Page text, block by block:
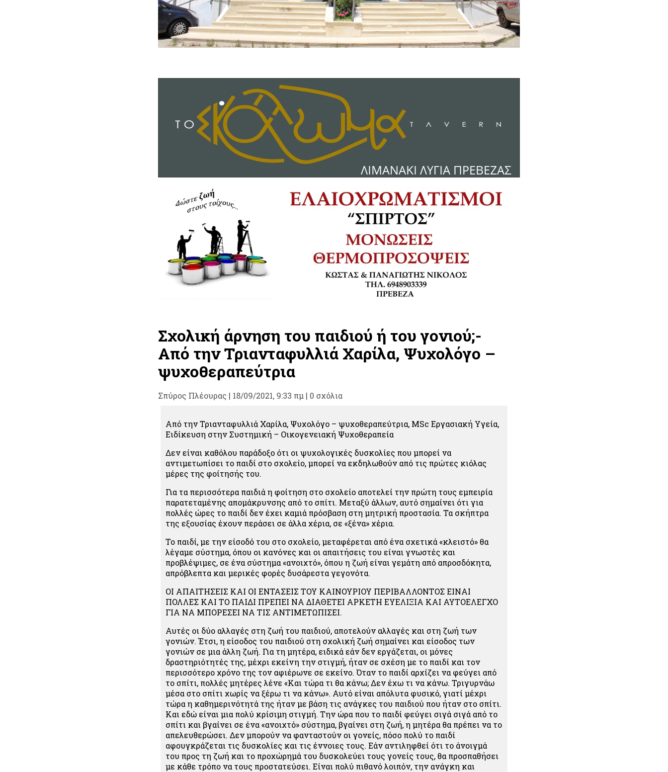
Σχολική άρνηση του παιδιού ή του γονιού;-
Από την Τριανταφυλλιά Χαρίλα, Ψυχολόγο –
ψυχοθεραπεύτρια
Σπύρος Πλέουρας | 18/09/2021, 9:33 πμ | 0 σχόλια
Από την Τριανταφυλλιά Χαρίλα, Ψυχολόγο – ψυχοθεραπεύτρια, MSc Εργασιακή Υγεία,
Ειδίκευση στην Συστημική – Οικογενειακή Ψυχοθεραπεία
Δεν είναι καθόλου παράδοξο ότι οι ψυχολογικές δυσκολίες που μπορεί να
αντιμετωπίσει το παιδί στο σχολείο, μπορεί να εκδηλωθούν από τις πρώτες κιόλας
μέρες της φοίτησής του.
Για τα περισσότερα παιδιά η φοίτηση στο σχολείο αποτελεί την πρώτη τους εμπειρία
παρατεταμένης απομάκρυνσης από το σπίτι. Μεταξύ άλλων, αυτό σημαίνει ότι για
πολλές ώρες το παιδί δεν έχει καμιά πρόσβαση στη μητρική προστασία. Τα σκήπτρα
της εξουσίας έχουν περάσει σε άλλα χέρια, σε «ξένα» χέρια.
Το παιδί, με την είσοδό του στο σχολείο, μεταφέρεται από ένα σχετικά «κλειστό» θα
λέγαμε σύστημα, όπου οι κανόνες και οι απαιτήσεις του είναι γνωστές και
προβλέψιμες, σε ένα σύστημα «ανοιχτό», όπου η ζωή είναι γεμάτη από απροσδόκητα,
απρόβλεπτα και μερικές φορές δυσάρεστα γεγονότα.
ΟΙ ΑΠΑΙΤΗΣΕΙΣ ΚΑΙ ΟΙ ΕΝΤΑΣΕΙΣ ΤΟΥ ΚΑΙΝΟΥΡΙΟΥ ΠΕΡΙΒΑΛΛΟΝΤΟΣ ΕΙΝΑΙ
ΠΟΛΛΕΣ ΚΑΙ ΤΟ ΠΑΙΔΙ ΠΡΕΠΕΙ ΝΑ ΔΙΑΘΕΤΕΙ ΑΡΚΕΤΗ ΕΥΕΛΙΞΙΑ ΚΑΙ ΑΥΤΟΕΛΕΓΧΟ
ΓΙΑ ΝΑ ΜΠΟΡΕΣΕΙ ΝΑ ΤΙΣ ΑΝΤΙΜΕΤΩΠΙΣΕΙ.
Αυτές οι δύο αλλαγές στη ζωή του παιδιού, αποτελούν αλλαγές και στη ζωή των
γονιών. Έτσι, η είσοδος του παιδιού στη σχολική ζωή σημαίνει και είσοδος των
γονιών σε μια άλλη ζωή. Για τη μητέρα, ειδικά εάν δεν εργάζεται, οι μόνες
δραστηριότητές της, μέχρι εκείνη την στιγμή, ήταν σε σχέση με το παιδί και τον
περισσότερο χρόνο της τον αφιέρωνε σε εκείνο. Όταν το παιδί αρχίζει να φεύγει από
το σπίτι, πολλές μητέρες λένε «Και τώρα τι θα κάνω; Δεν έχω τι να κάνω. Τριγυρνάω
μέσα στο σπίτι χωρίς να ξέρω τι να κάνω». Αυτό είναι απόλυτα φυσικό, γιατί μέχρι
τώρα η καθημερινότητά της ήταν με βάση τις ανάγκες του παιδιού που ήταν στο σπίτι.
Και εδώ είναι μια πολύ κρίσιμη στιγμή. Την ώρα που το παιδί φεύγει σιγά σιγά από το
σπίτι και βγαίνει σε ένα «ανοιχτό» σύστημα, βγαίνει στη ζωή, η μητέρα θα πρέπει να το
απελευθερώσει. Δεν μπορούν να φανταστούν οι γονείς, πόσο πολύ το παιδί
αφουγκράζεται τις δυσκολίες και τις έννοιες τους. Εάν αντιληφθεί ότι το άνοιγμά
του προς τη ζωή και το προχώρημά του δυσκολεύει τους γονείς τους, θα προσπαθήσει
με κάθε τρόπο να τους προστατεύσει. Είναι πολύ πιθανό λοιπόν, την ανάγκη και